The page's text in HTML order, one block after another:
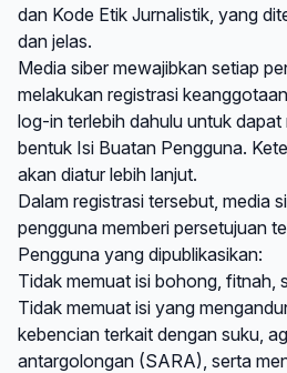
dan Kode Etik Jurnalistik, yang
dan jelas.
Media siber mewajibkan setiap
melakukan registrasi
log-in terlebih dahulu untuk
bentuk Isi Buatan Pengguna.
akan diatur lebih lanjut.
Dalam registrasi tersebut, media
pengguna memberi persetujuan
Pengguna yang dipublikasikan:
Tidak memuat isi bohong, fitnah,
Tidak memuat isi yang
kebencian terkait dengan suku,
antargolongan (SARA), serta